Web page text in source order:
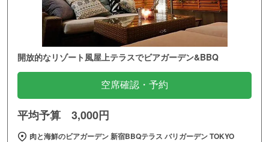
開放的なリゾート風屋上テラスでビアガーデン&BBQ
空席確認・予約
平均予算 3,000円
肉と海鮮のビアガーデン 新宿BBQテラス バリガーデン TOKYO